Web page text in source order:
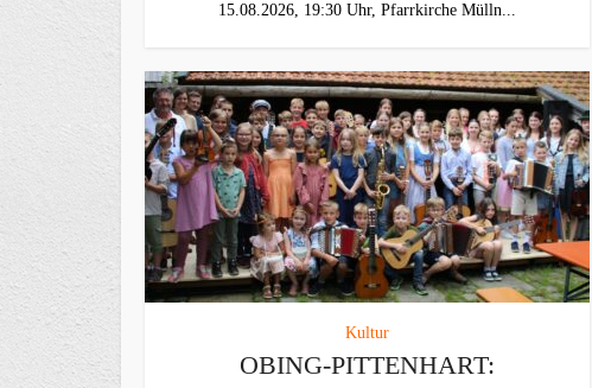
15.08.2026, 19:30 Uhr, Pfarrkirche Mülln...
Kultur
OBING-PITTENHART: